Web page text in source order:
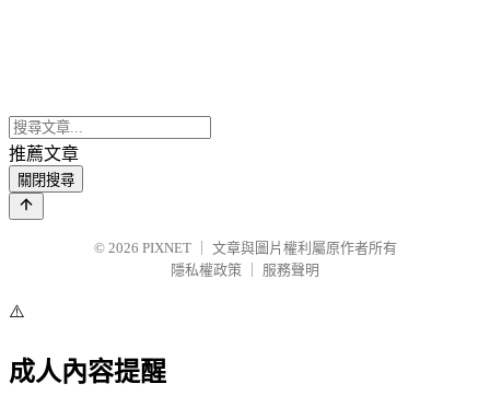
推薦文章
關閉搜尋
© 2026 PIXNET
文章與圖片權利屬原作者所有
隱私權政策
服務聲明
⚠️
成人內容提醒